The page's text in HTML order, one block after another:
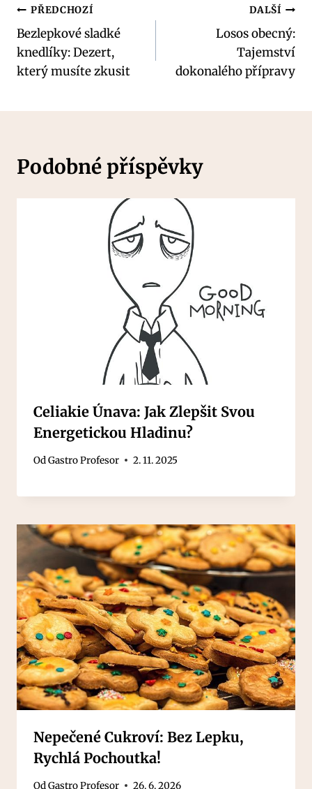
Navigace
pro
příspěvek
PŘEDCHOZÍ
Bezlepkové sladké
knedlíky: Dezert,
který musíte zkusit
DALŠÍ
Losos obecný:
Tajemství
dokonalého přípravy
Podobné příspěvky
Celiakie Únava: Jak Zlepšit Svou
Energetickou Hladinu?
OdGastro Profesor 2. 11. 2025
Nepečené Cukroví: Bez Lepku,
Rychlá Pochoutka!
OdGastro Profesor 26. 6. 2026